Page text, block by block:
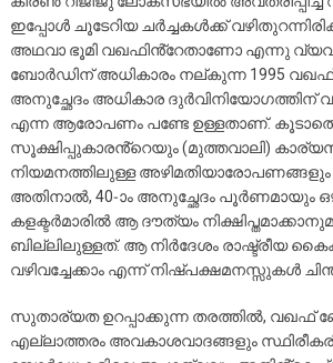
ഇപ്പോൾ ചൂടേറിയ ചർച്ചകൾക്ക്
അഥവാ ഭൂമി വഖഫിൻ്റേതാണോ എന്നു
ബോർഡിന് അധികാരം നല്കുന്ന 1995 വഖഫ്
അനുച്ഛേദം അധികാര ദുർവിനിയോഗത്തിന്
എന്ന ആരോപണം പണ്ടേ ഉള്ളതാണ്.
സൂക്ഷിപ്പുകാരൻ്റെയും (മുത്തവാലി)
നിയമനത്തിലുള്ള അഴിമതിയാരോപണങ്ങളും
അതിനാൽ, 40-ാം അനുച്ഛേദം പൂർണമായും
കളക്ടർമാരിൽ ആ ദൗത്യം
ബില്ലിലുള്ളത്. ആ നിർദേശം രാഷ്ട്രീയ
വഴിവച്ചേക്കാം എന്ന് നിഷ്പക്ഷമനസ്സുകൾ
സുതാര്യത ഉറപ്പാക്കുന്ന തരത്തിൽ,
എല്ലാത്തരം അവകാശവാദങ്ങളും